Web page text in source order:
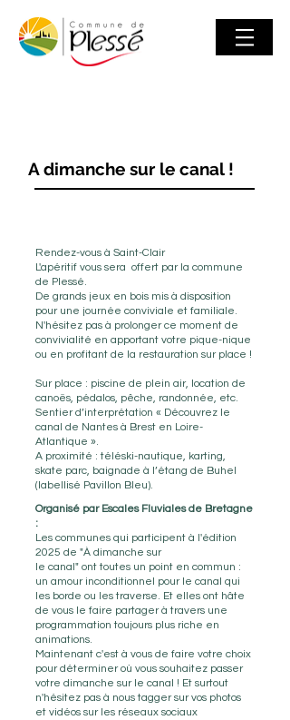
A dimanche sur le canal !
Rendez-vous à Saint-Clair
L'apéritif vous sera offert par la commune
de Plessé.
De grands jeux en bois mis à disposition
pour une journée conviviale et familiale.
N'hésitez pas à prolonger ce moment de
convivialité en apportant votre pique-nique
ou en profitant de la restauration sur place !
Sur place : piscine de plein air, location de
canoës, pédalos, pêche, randonnée, etc.
Sentier d’interprétation « Découvrez le
canal de Nantes à Brest en Loire-
Atlantique ».
A proximité : téléski-nautique, karting,
skate parc, baignade à l’étang de Buhel
(labellisé Pavillon Bleu).
Organisé par Escales Fluviales de Bretagne
:
Les communes qui participent à l'édition
2025 de "À dimanche sur
le canal" ont toutes un point en commun :
un amour inconditionnel pour le canal qui
les borde ou les traverse. Et elles ont hâte
de vous le faire partager à travers une
programmation toujours plus riche en
animations.
Maintenant c'est à vous de faire votre choix
pour déterminer où vous souhaitez passer
votre dimanche sur le canal ! Et surtout
n'hésitez pas à nous tagger sur vos photos
et vidéos sur les réseaux sociaux